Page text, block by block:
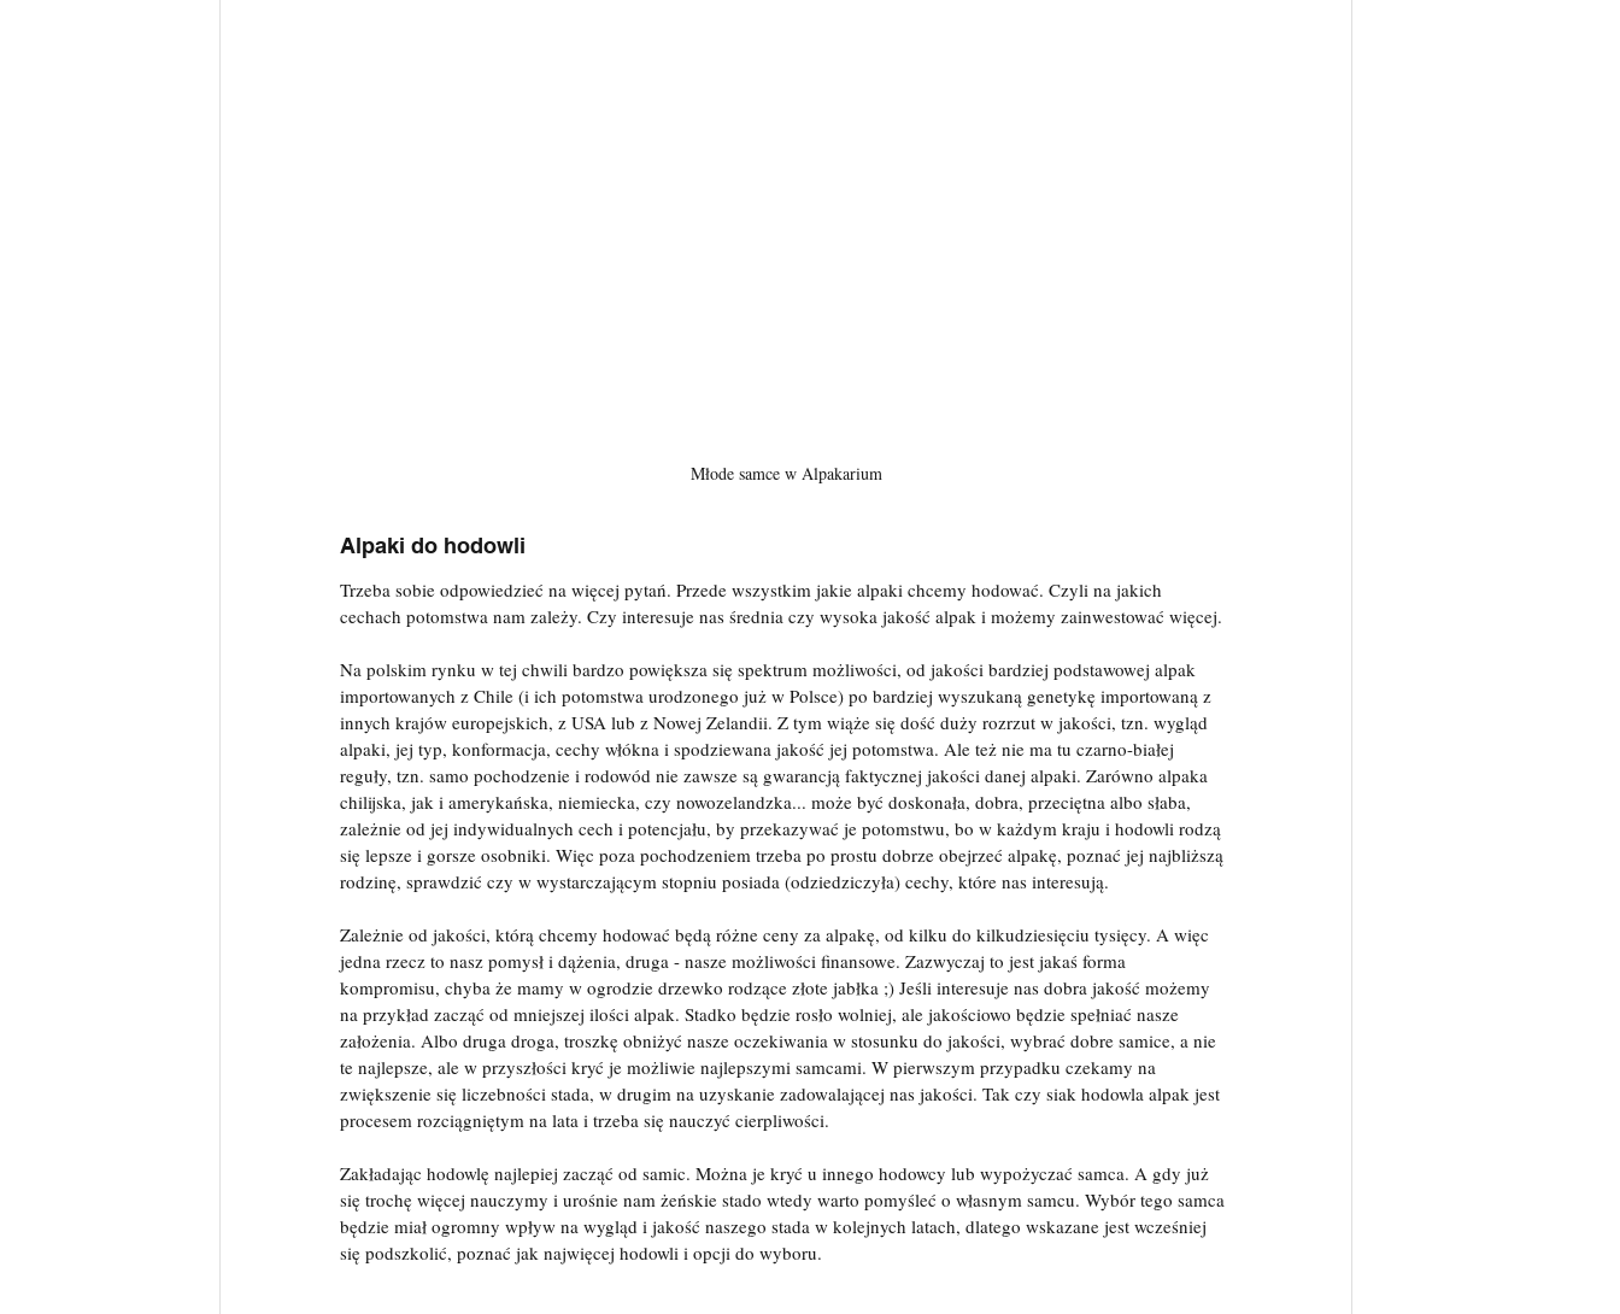
Młode samce w Alpakarium
Alpaki do hodowli
Trzeba sobie odpowiedzieć na więcej pytań. Przede wszystkim jakie alpaki chcemy hodować. Czyli na jakich
cechach potomstwa nam zależy. Czy interesuje nas średnia czy wysoka jakość alpak i możemy zainwestować więcej.
Na polskim rynku w tej chwili bardzo powiększa się spektrum możliwości, od jakości bardziej podstawowej alpak
importowanych z Chile (i ich potomstwa urodzonego już w Polsce) po bardziej wyszukaną genetykę importowaną z
innych krajów europejskich, z USA lub z Nowej Zelandii. Z tym wiąże się dość duży rozrzut w jakości, tzn. wygląd
alpaki, jej typ, konformacja, cechy włókna i spodziewana jakość jej potomstwa. Ale też nie ma tu czarno-białej
reguły, tzn. samo pochodzenie i rodowód nie zawsze są gwarancją faktycznej jakości danej alpaki. Zarówno alpaka
chilijska, jak i amerykańska, niemiecka, czy nowozelandzka... może być doskonała, dobra, przeciętna albo słaba,
zależnie od jej indywidualnych cech i potencjału, by przekazywać je potomstwu, bo w każdym kraju i hodowli rodzą
się lepsze i gorsze osobniki. Więc poza pochodzeniem trzeba po prostu dobrze obejrzeć alpakę, poznać jej najbliższą
rodzinę, sprawdzić czy w wystarczającym stopniu posiada (odziedziczyła) cechy, które nas interesują.
Zależnie od jakości, którą chcemy hodować będą różne ceny za alpakę, od kilku do kilkudziesięciu tysięcy. A więc
jedna rzecz to nasz pomysł i dążenia, druga - nasze możliwości finansowe. Zazwyczaj to jest jakaś forma
kompromisu, chyba że mamy w ogrodzie drzewko rodzące złote jabłka ;) Jeśli interesuje nas dobra jakość możemy
na przykład zacząć od mniejszej ilości alpak. Stadko będzie rosło wolniej, ale jakościowo będzie spełniać nasze
założenia. Albo druga droga, troszkę obniżyć nasze oczekiwania w stosunku do jakości, wybrać dobre samice, a nie
te najlepsze, ale w przyszłości kryć je możliwie najlepszymi samcami. W pierwszym przypadku czekamy na
zwiększenie się liczebności stada, w drugim na uzyskanie zadowalającej nas jakości. Tak czy siak hodowla alpak jest
procesem rozciągniętym na lata i trzeba się nauczyć cierpliwości.
Zakładając hodowlę najlepiej zacząć od samic. Można je kryć u innego hodowcy lub wypożyczać samca. A gdy już
się trochę więcej nauczymy i urośnie nam żeńskie stado wtedy warto pomyśleć o własnym samcu. Wybór tego samca
będzie miał ogromny wpływ na wygląd i jakość naszego stada w kolejnych latach, dlatego wskazane jest wcześniej
się podszkolić, poznać jak najwięcej hodowli i opcji do wyboru.